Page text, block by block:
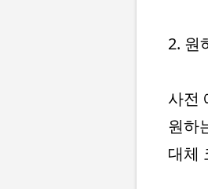
2. 원
사전
원하
대체